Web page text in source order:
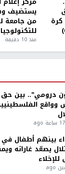
يستضيف
من جامعة
منذ 10 دقيقة
درومي".. بين حق
وواقع
بينهم أطفال في
يصعّد غاراته